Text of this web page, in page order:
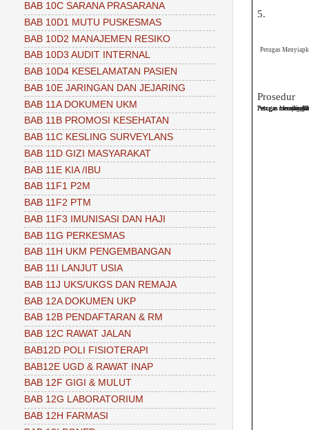
5.
Petugas
Petugas
Petugas
Petugas
Petugas Membuat
Petugas meminta
Petugas
Petugas menulis
Petugas menulis
Petugas menulis
Petugas menulis
Petugas menulis
Prosedur
BAB 10C SARANA PRASARANA
BAB 10D1 MUTU PUSKESMAS
BAB 10D2 MANAJEMEN RESIKO
BAB 10D3 AUDIT INTERNAL
BAB 10D4 KESELAMATAN PASIEN
BAB 10E JARINGAN DAN JEJARING
BAB 11A DOKUMEN UKM
BAB 11B PROMOSI KESEHATAN
BAB 11C KESLING SURVEYLANS
BAB 11D GIZI MASYARAKAT
BAB 11E KIA /IBU
BAB 11F1 P2M
BAB 11F2 PTM
BAB 11F3 IMUNISASI DAN HAJI
BAB 11G PERKESMAS
BAB 11H UKM PENGEMBANGAN
BAB 11I LANJUT USIA
BAB 11J UKS/UKGS DAN REMAJA
BAB 12A DOKUMEN UKP
BAB 12B PENDAFTARAN & RM
BAB 12C RAWAT JALAN
BAB12D POLI FISIOTERAPI
BAB12E UGD & RAWAT INAP
BAB 12F GIGI & MULUT
BAB 12G LABORATORIUM
BAB 12H FARMASI